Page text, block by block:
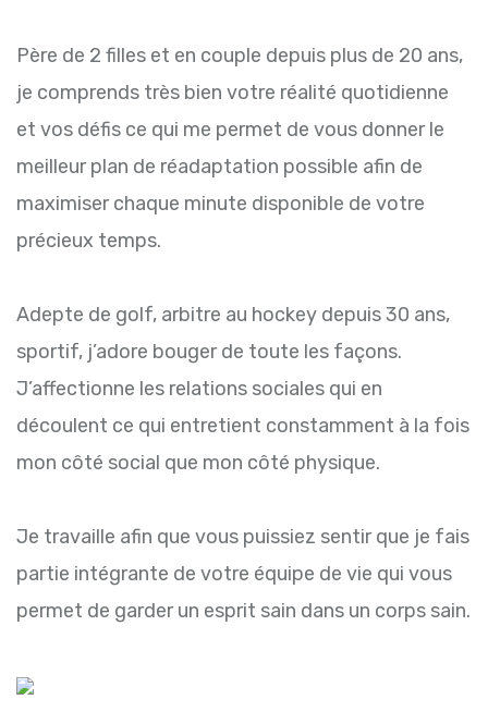
Père de 2 filles et en couple depuis plus de 20 ans,
je comprends très bien votre réalité quotidienne
et vos défis ce qui me permet de vous donner le
meilleur plan de réadaptation possible afin de
maximiser chaque minute disponible de votre
précieux temps.
Adepte de golf, arbitre au hockey depuis 30 ans,
sportif, j’adore bouger de toute les façons.
J’affectionne les relations sociales qui en
découlent ce qui entretient constamment à la fois
mon côté social que mon côté physique.
Je travaille afin que vous puissiez sentir que je fais
partie intégrante de votre équipe de vie qui vous
permet de garder un esprit sain dans un corps sain.